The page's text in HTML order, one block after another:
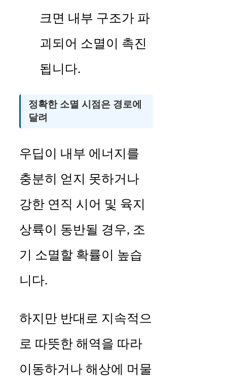
크면 내부 구조가 파
괴되어 소멸이 촉진
됩니다.
정확한 소멸 시점은 경로에
달려
우딥이 내부 에너지를
충분히 얻지 못하거나
강한 연직 시어 및 육지
상륙이 동반될 경우, 조
기 소멸할 확률이 높습
니다.
하지만 반대로 지속적으
로 따뜻한 해역을 따라
이동하거나 해상에 머물